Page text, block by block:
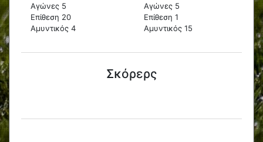
Αγώνες 5
Επίθεση 20
Αμυντικός 4
Αγώνες 5
Επίθεση 1
Αμυντικός 15
Σκόρερς